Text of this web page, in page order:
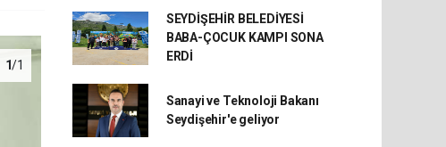
1/1
SEYDİŞEHİR BELEDİYESİ
BABA-ÇOCUK KAMPI SONA
ERDİ
Sanayi ve Teknoloji Bakanı
Seydişehir'e geliyor